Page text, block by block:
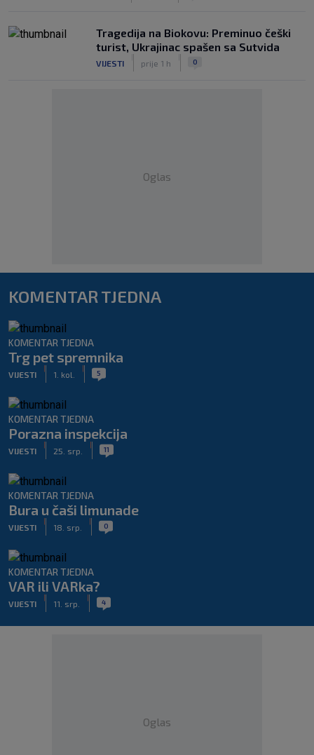
Tragedija na Biokovu: Preminuo češki
turist, Ukrajinac spašen sa Sutvida
VIJESTI prije 1 h 0
Oglas
KOMENTAR TJEDNA
KOMENTAR TJEDNA
Trg pet spremnika
VIJESTI 1. kol. 5
KOMENTAR TJEDNA
Porazna inspekcija
VIJESTI 25. srp. 11
KOMENTAR TJEDNA
Bura u čaši limunade
VIJESTI 18. srp. 0
KOMENTAR TJEDNA
VAR ili VARka?
VIJESTI 11. srp. 4
Oglas